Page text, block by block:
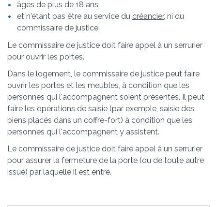
âgés de plus de 18 ans
et n'étant pas être au service du créancier, ni du
commissaire de justice.
Le commissaire de justice doit faire appel à un serrurier
pour ouvrir les portes.
Dans le logement, le commissaire de justice peut faire
ouvrir les portes et les meubles, à condition que les
personnes qui l'accompagnent soient présentes. Il peut
faire les opérations de saisie (par exemple, saisie des
biens placés dans un coffre-fort) à condition que les
personnes qui l'accompagnent y assistent.
Le commissaire de justice doit faire appel à un serrurier
pour assurer la fermeture de la porte (ou de toute autre
issue) par laquelle il est entré.